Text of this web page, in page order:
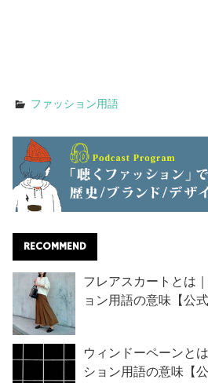
ファッション用語
RECOMMEND
フレアスカートとは
ョン用語の意味【公式
ウィンドーペーンと
ション用語の意味【公